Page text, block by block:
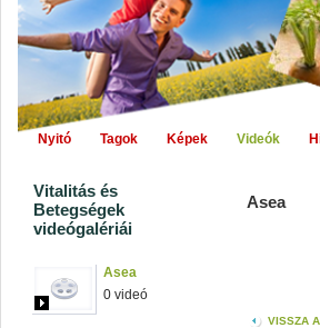
Nyitó Tagok Képek Videók
Vitalitás és
Betegségek
videógalériái
Asea
0 videó
Asea
VISSZA